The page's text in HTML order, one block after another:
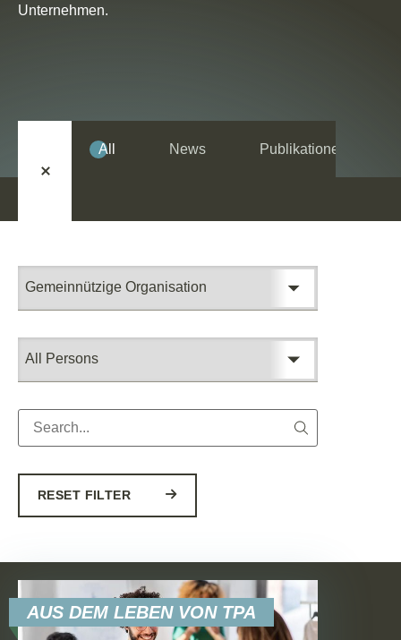
Unternehmen.
All News Publikationen
RESET FILTER
AUS DEM LEBEN VON TPA